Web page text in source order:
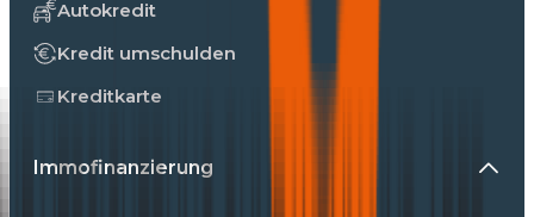
Autokredit
Kredit umschulden
Kreditkarte
Immofinanzierung